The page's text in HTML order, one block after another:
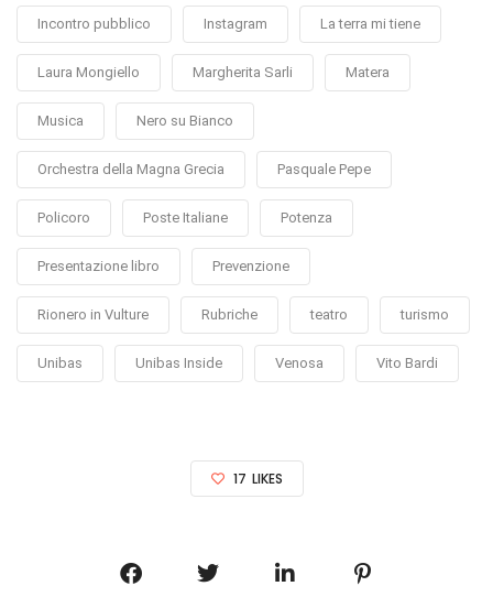
Incontro pubblico Instagram La terra mi tiene
Laura Mongiello Margherita Sarli Matera
Musica Nero su Bianco
Orchestra della Magna Grecia Pasquale Pepe
Policoro Poste Italiane Potenza
Presentazione libro Prevenzione
Rionero in Vulture Rubriche teatro turismo
Unibas Unibas Inside Venosa Vito Bardi
17 LIKES